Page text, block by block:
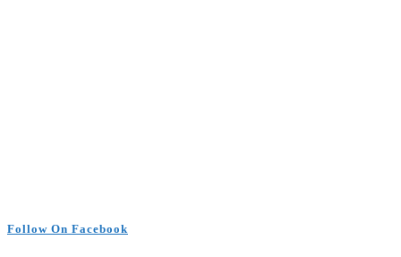
Follow On Facebook